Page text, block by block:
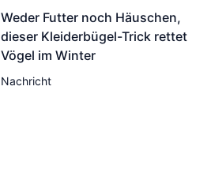
Weder Futter noch Häuschen,
dieser Kleiderbügel-Trick rettet
Vögel im Winter
Nachricht